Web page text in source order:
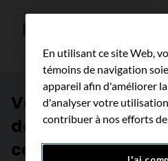
Références
Votre source de
des informations
cancer
En utilisant ce site Web,
témoins de navigation
appareil afin d'améliorer
d'analyser votre
contribuer à nos efforts